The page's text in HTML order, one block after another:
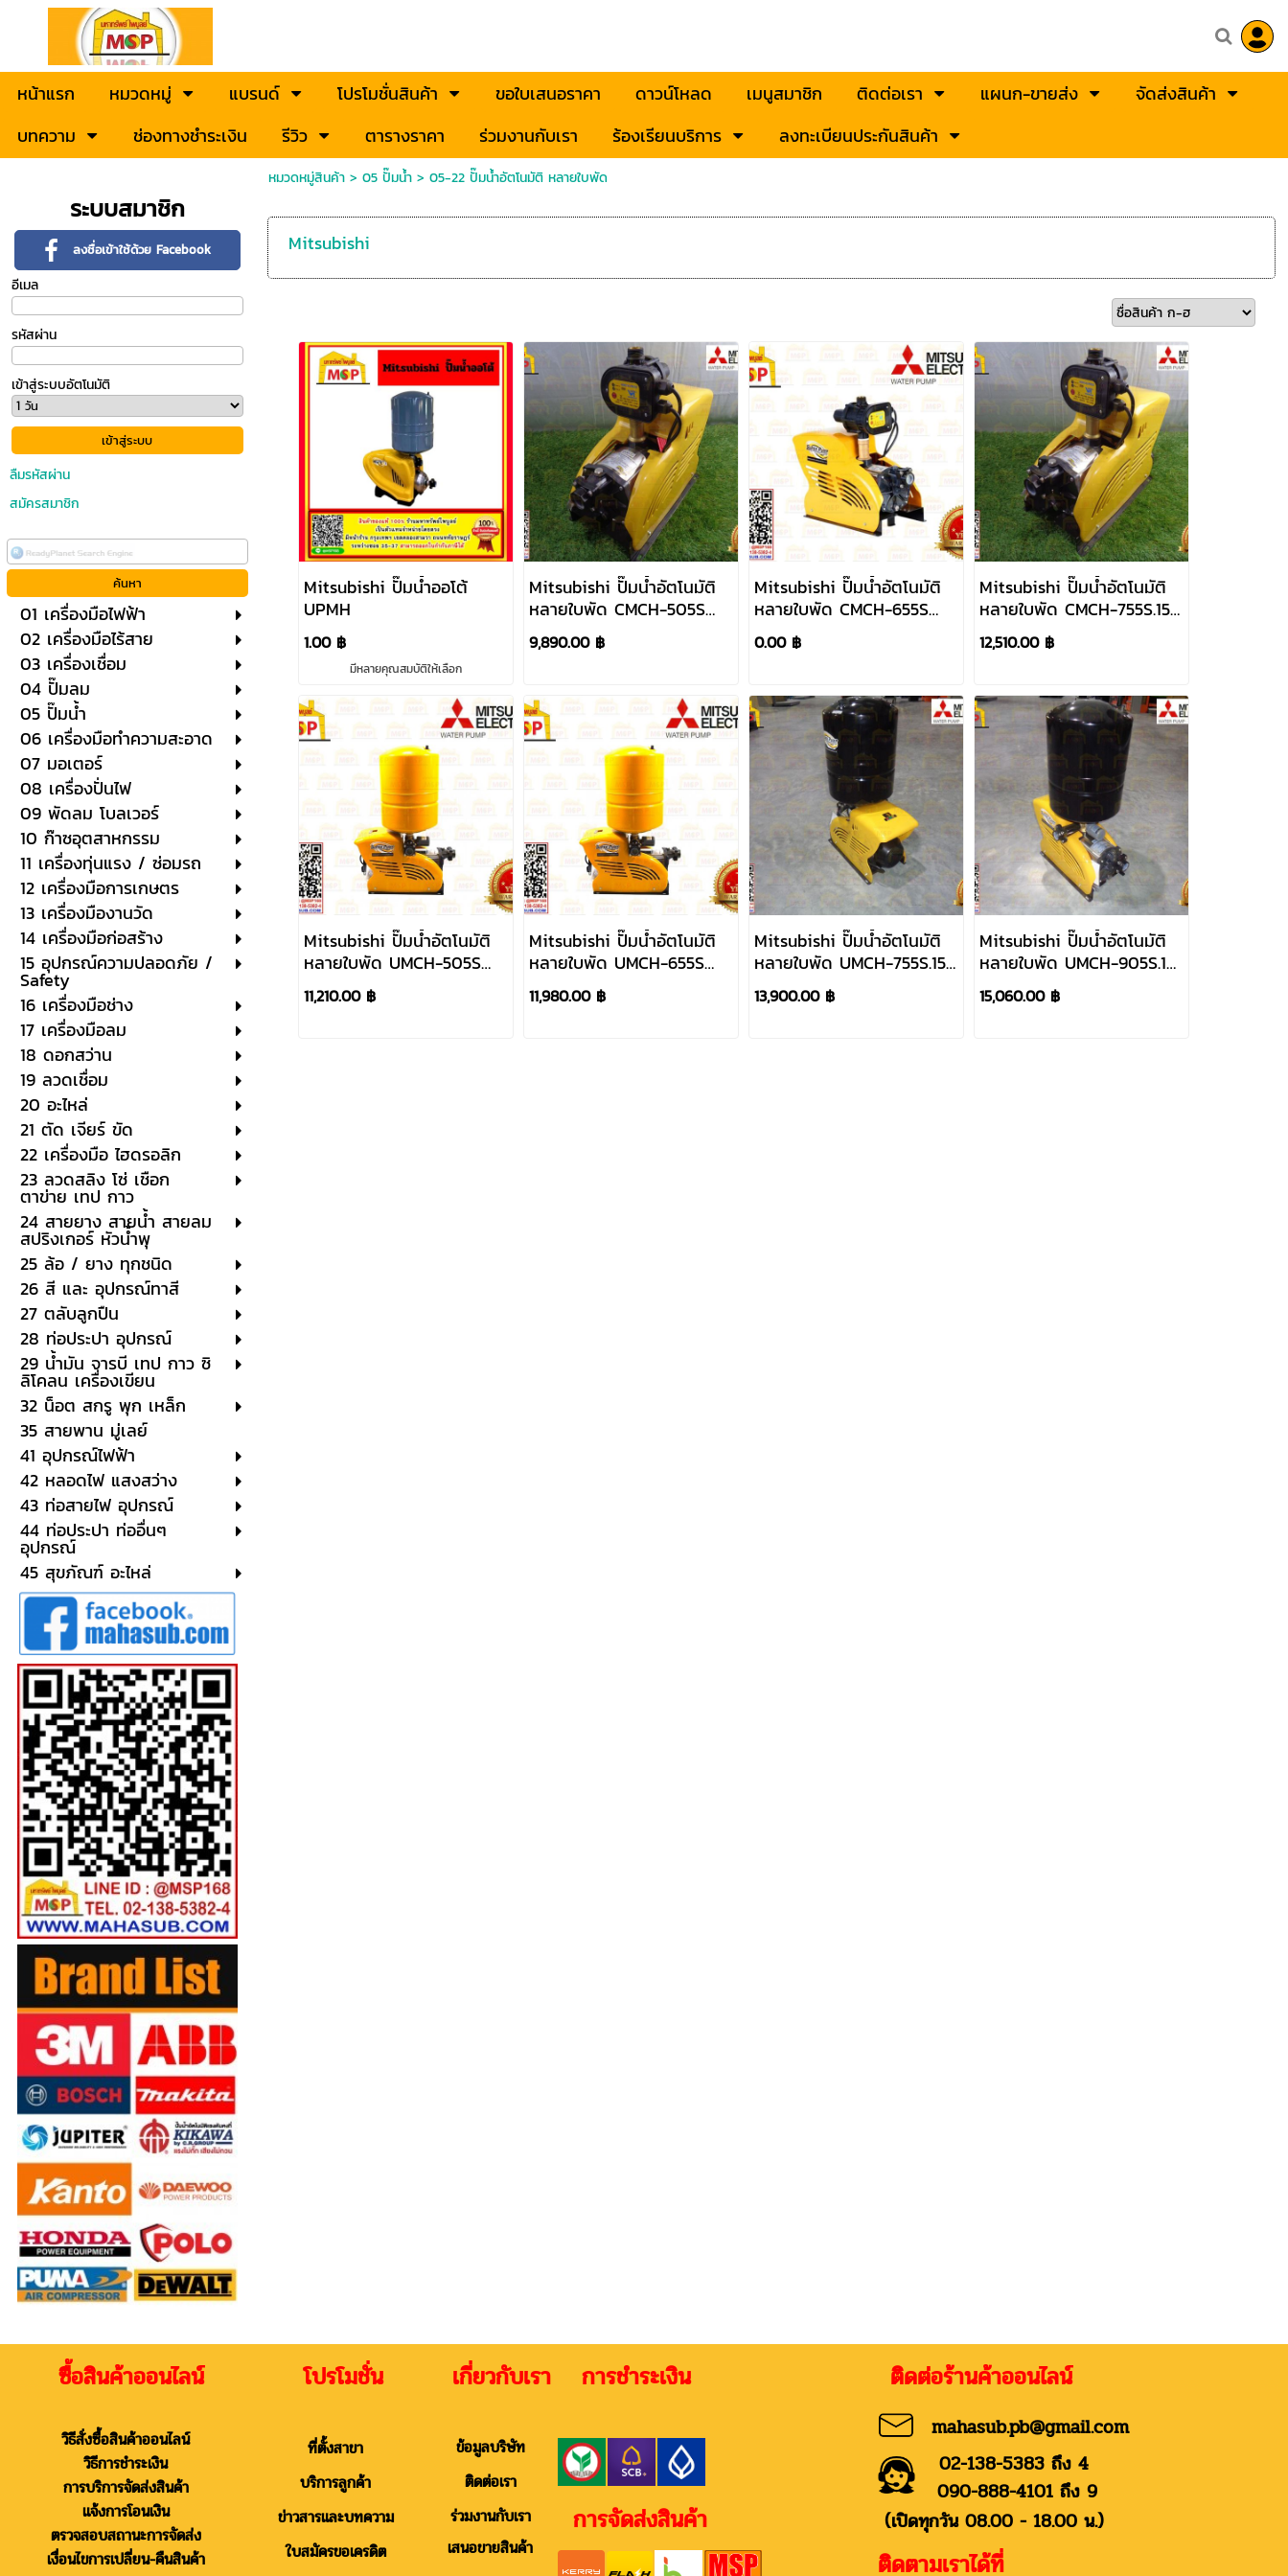
หน้าแรก หมวดหมู่ แบรนด์ โปรโมชั่นสินค้า ขอใบเสนอราคา ดาวน์โหลด เมนูสมาชิก ติดต่อเรา แผนก-ขายส่ง
จัดส่งสินค้า
บทความ
ช่องทางชำระเงิน รีวิว ตารางราคา ร่วมงานกับเรา ร้องเรียนบริการ ลงทะเบียนประกันสินค้า
ระบบสมาชิก
ลงชื่อเข้าใช้ด้วย Facebook
อีเมล
รหัสผ่าน
เข้าสู่ระบบอัตโนมัติ
ลืมรหัสผ่าน
สมัครสมาชิก
01 เครื่องมือไฟฟ้า
02 เครื่องมือไร้สาย
03 เครื่องเชื่อม
04 ปั๊มลม
05 ปั๊มน้ำ
06 เครื่องมือทำความสะอาด
07 มอเตอร์
08 เครื่องปั่นไฟ
09 พัดลม โบลเวอร์
10 ก๊าซอุตสาหกรรม
11 เครื่องทุ่นแรง / ซ่อมรถ
12 เครื่องมือการเกษตร
13 เครื่องมืองานวัด
14 เครื่องมือก่อสร้าง
15 อุปกรณ์ความปลอดภัย /
Safety
16 เครื่องมือช่าง
17 เครื่องมือลม
18 ดอกสว่าน
19 ลวดเชื่อม
20 อะไหล่
21 ตัด เจียร์ ขัด
22 เครื่องมือ ไฮดรอลิก
23 ลวดสลิง โซ่ เชือก
ตาข่าย เทป กาว
24 สายยาง สายน้ำ สายลม
สปริงเกอร์ หัวน้ำพุ
25 ล้อ / ยาง ทุกชนิด
26 สี และ อุปกรณ์ทาสี
27 ตลับลูกปืน
28 ท่อประปา อุปกรณ์
29 น้ำมัน จารบี เทป กาว ซิ
ลิโคลน เครื่องเขียน
32 น็อต สกรู พุก เหล็ก
35 สายพาน มู่เลย์
41 อุปกรณ์ไฟฟ้า
42 หลอดไฟ แสงสว่าง
43 ท่อสายไฟ อุปกรณ์
44 ท่อประปา ท่ออื่นๆ
อุปกรณ์
45 สุขภัณฑ์ อะไหล่
หมวดหมู่สินค้า> 05 ปั๊มน้ำ> 05-22 ปั๊มน้ำอัตโนมัติ หลายใบพัด
Mitsubishi
Mitsubishi ปั๊มน้ำออโต้
UPMH
1.00 ฿
มีหลายคุณสมบัติให้เลือก
Mitsubishi ปั๊มน้ำอัตโนมัติ
หลายใบพัด CMCH-505S
500W 220V ท่อ 1"x 1"
9,890.00 ฿
Mitsubishi ปั๊มน้ำอัตโนมัติ
หลายใบพัด CMCH-655S
650W 220V ท่อ 1"x 1"
0.00 ฿
Mitsubishi ปั๊มน้ำอัตโนมัติ
หลายใบพัด CMCH-755S.15
750W 220V ท่อ 1"x 1"
12,510.00 ฿
Mitsubishi ปั๊มน้ำอัตโนมัติ
หลายใบพัด UMCH-505S
500W 220V ท่อ 1"x 1" 18L
2 P 4ใบพัด
11,210.00 ฿
Mitsubishi ปั๊มน้ำอัตโนมัติ
หลายใบพัด UMCH-655S
650W 220V ท่อ 1"x 1" 18L
2 P 5ใบพัด
11,980.00 ฿
Mitsubishi ปั๊มน้ำอัตโนมัติ
หลายใบพัด UMCH-755S.15
750W 220V ท่อ 1"x 1" 24L
2P 4ใบพัด
13,900.00 ฿
Mitsubishi ปั๊มน้ำอัตโนมัติ
หลายใบพัด UMCH-905S.15
900W 220V ท่อ 1"x 1" 24L
2P 5ใบพัด
15,060.00 ฿
ซื้อสินค้าออนไลน์ โปรโมชั่น เกี่ยวกับเรา การชำระเงิน ติดต่อร้านค้าออนไลน์
วิธีสั่งซื้อสินค้าออนไลน์
วิธีการชำระเงิน
การบริการจัดส่งสินค้า
แจ้งการโอนเงิน
ตรวจสอบสถานะการจัดส่ง
เงื่อนไขการเปลี่ยน-คืนสินค้า
ที่ตั้งสาขา
บริการลูกค้า
ข่าวสารและบทความ
ใบสมัครขอเครดิต
ข้อมูลบริษัท
ติดต่อเรา
ร่วมงานกับเรา
เสนอขายสินค้า
การจัดส่งสินค้า
mahasub.pb@gmail.com
02-138-5383 ถึง 4
090-888-4101 ถึง 9
(เปิดทุกวัน 08.00 - 18.00 น.)
ติดตามเราได้ที่